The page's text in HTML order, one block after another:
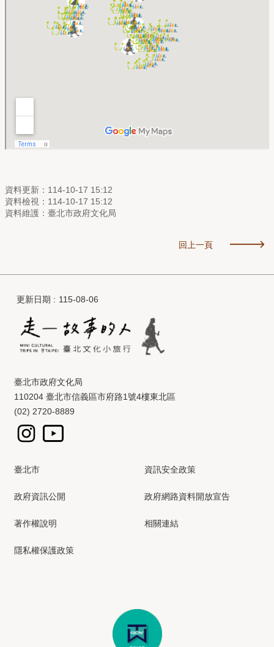
資料更新：114-10-17 15:12
資料檢視：114-10-17 15:12
資料維護：臺北市政府文化局
回上一頁
更新日期 115-08-06
臺北市政府文化局
110204 臺北市信義區市府路1號4樓東北區
(02) 2720-8889
臺北市
政府資訊公開
著作權說明
隱私權保護政策
資訊安全政策
政府網路資料開放宣告
相關連結